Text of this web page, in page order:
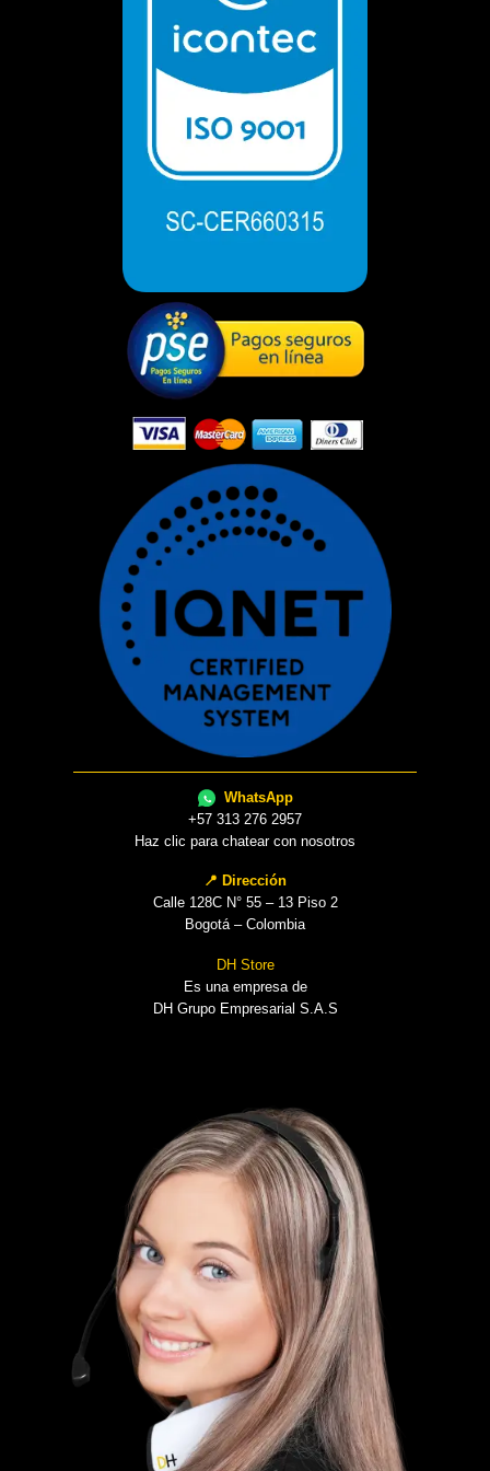
WhatsApp
+57 313 276 2957
Haz clic para chatear con nosotros
📍 Dirección
Calle 128C N° 55 – 13 Piso 2
Bogotá – Colombia
DH Store
Es una empresa de
DH Grupo Empresarial S.A.S